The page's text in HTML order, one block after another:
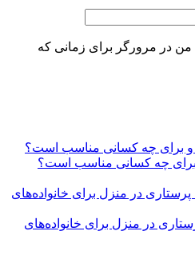
من در مرورگر برای زمانی که
چه کسانی مناسب است؟
در منزل برای خانواده‌های